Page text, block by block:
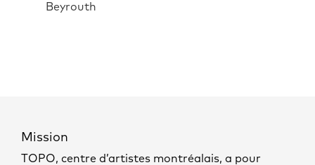
Beyrouth
Mission
TOPO, centre d’artistes montréalais, a pour